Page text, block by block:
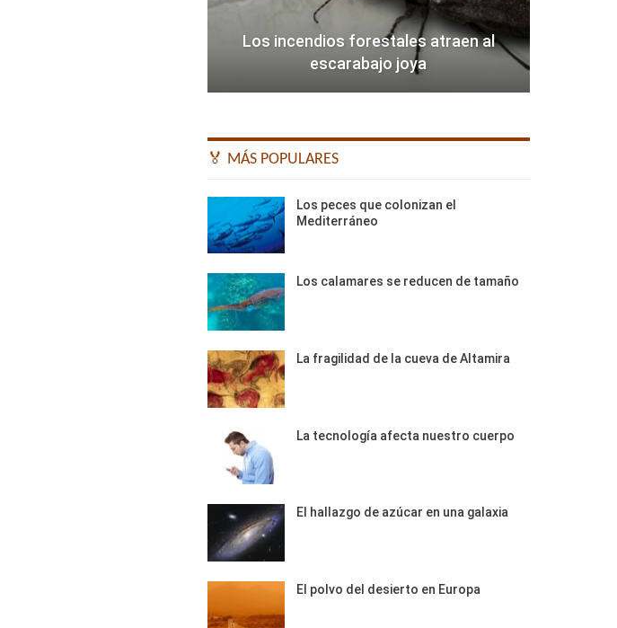
Los incendios forestales atraen al
escarabajo joya
🏅 MÁS POPULARES
Los peces que colonizan el
Mediterráneo
Los calamares se reducen de tamaño
La fragilidad de la cueva de Altamira
La tecnología afecta nuestro cuerpo
El hallazgo de azúcar en una galaxia
El polvo del desierto en Europa